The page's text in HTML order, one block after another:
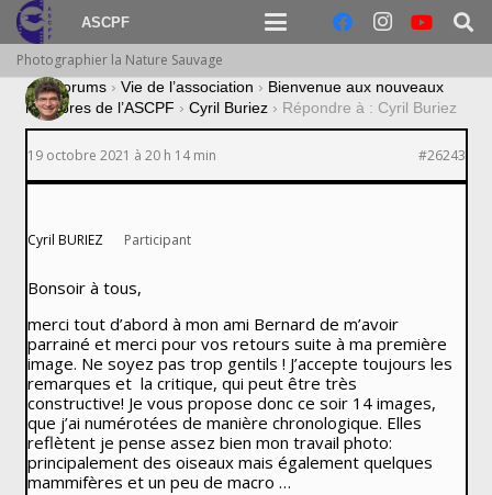
ASCPF
Photographier la Nature Sauvage
› Forums › Vie de l’association › Bienvenue aux nouveaux
membres de l’ASCPF › Cyril Buriez › Répondre à : Cyril Buriez
19 octobre 2021 à 20 h 14 min #26243
Cyril BURIEZ Participant
Bonsoir à tous,
merci tout d’abord à mon ami Bernard de m’avoir
parrainé et merci pour vos retours suite à ma première
image. Ne soyez pas trop gentils ! J’accepte toujours les
remarques et la critique, qui peut être très
constructive! Je vous propose donc ce soir 14 images,
que j’ai numérotées de manière chronologique. Elles
reflètent je pense assez bien mon travail photo:
principalement des oiseaux mais également quelques
mammifères et un peu de macro …